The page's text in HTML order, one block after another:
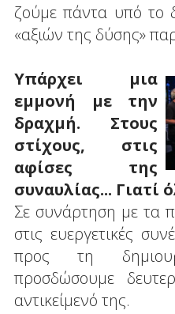
ζούμε πάντα υπό το
«αξιών της δύσης»
Υπάρχει μια
εμμονή με την
δραχμή. Στους
στίχους, στις
αφίσες της
συναυλίας... Γιατί
Σε συνάρτηση με τα
στις ευεργετικές
προς τη
προσδώσουμε
αντικείμενό της.